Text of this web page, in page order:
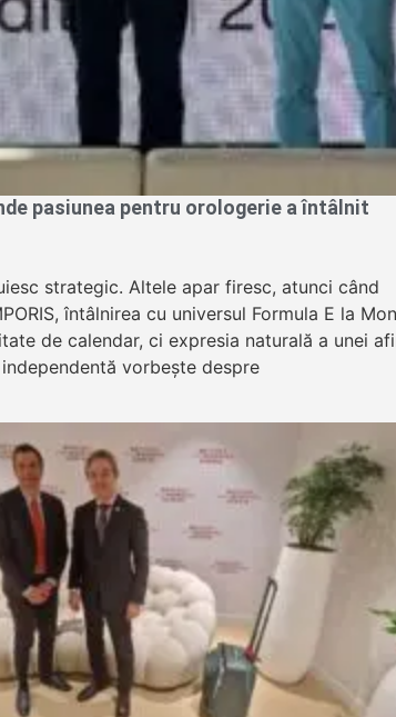
pasiunea pentru orologerie a întâlnit
strategic. Altele apar firesc, atunci când
întâlnirea cu universul Formula E la
de calendar, ci expresia naturală a unei
vorbește despre